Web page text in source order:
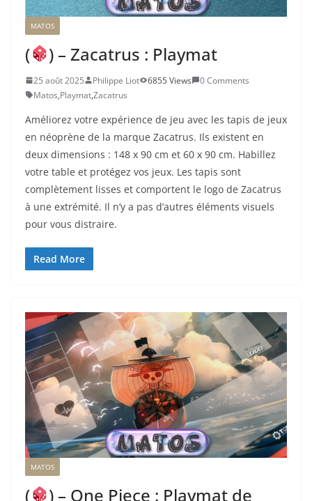
MATOS
( ) – Zacatrus : Playmat
25 août 2025 Philippe Liot 6855 Views
0 Comments
Matos,Playmat,Zacatrus
Améliorez votre expérience de jeu avec les tapis de jeux
en néoprène de la marque Zacatrus. Ils existent en
deux dimensions : 148 x 90 cm et 60 x 90 cm. Habillez
votre table et protégez vos jeux. Les tapis sont
complètement lisses et comportent le logo de Zacatrus
à une extrémité. Il n’y a pas d’autres éléments visuels
pour vous distraire.
Read More
MATOS
(
) – One Piece : Playmat de